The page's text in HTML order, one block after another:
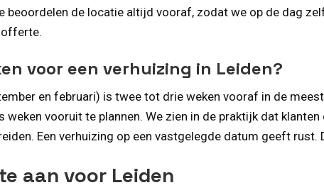
beoordelen de locatie altijd vooraf, zodat we op de dag
offerte.
voor een verhuizing in Leiden?
en februari) is twee tot drie weken vooraf in de
vooruit te plannen. We zien in de praktijk dat
Een verhuizing op een vastgelegde datum geeft
aan voor Leiden